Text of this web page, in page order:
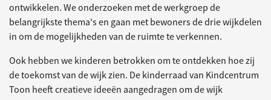
ontwikkelen. We onderzoeken met de werkgroep de
belangrijkste thema's en gaan met bewoners de drie wijkdelen
in om de mogelijkheden van de ruimte te verkennen.
Ook hebben we kinderen betrokken om te ontdekken hoe zij
de toekomst van de wijk zien. De kinderraad van Kindcentrum
Toon heeft creatieve ideeën aangedragen om de wijk